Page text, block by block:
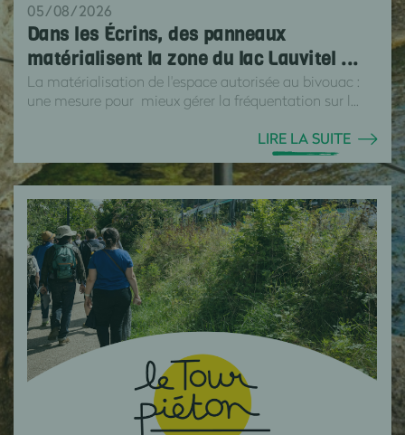
05/08/2026
Dans les Écrins, des panneaux
matérialisent la zone du lac Lauvitel ...
La matérialisation de l'espace autorisée au bivouac :
une mesure pour mieux gérer la fréquentation sur l...
LIRE LA SUITE